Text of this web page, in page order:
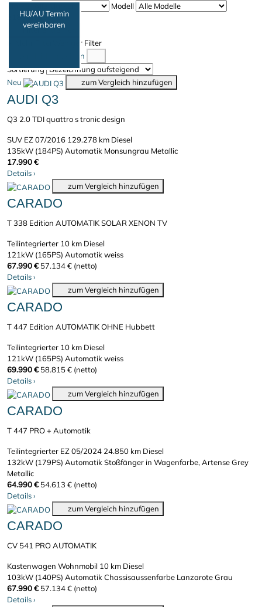
HU/AU Termin
vereinbaren
Modell
318 Fahrzeuge
Filter entfernen
Weniger Filter
Vergleich anzeigen
Sortierung
Neu
zum Vergleich hinzufügen
AUDI Q3
Q3 2.0 TDI quattro s tronic design
SUV EZ 07/2016 129.278 km Diesel
135kW (184PS) Automatik Monsungrau Metallic
17.990 €
Details›
zum Vergleich hinzufügen
CARADO
T 338 Edition AUTOMATIK SOLAR XENON TV
Teilintegrierter 10 km Diesel
121kW (165PS) Automatikweiss
67.990 € 57.134 € (netto)
Details›
zum Vergleich hinzufügen
CARADO
T 447 Edition AUTOMATIK OHNE Hubbett
Teilintegrierter 10 km Diesel
121kW (165PS) Automatikweiss
69.990 € 58.815 € (netto)
Details›
zum Vergleich hinzufügen
CARADO
T 447 PRO + Automatik
Teilintegrierter EZ 05/2024 24.850 km Diesel
132kW (179PS) AutomatikStoßfänger in Wagenfarbe, Artense Grey
Metallic
64.990 € 54.613 € (netto)
Details›
zum Vergleich hinzufügen
CARADO
CV 541 PRO AUTOMATIK
Kastenwagen Wohnmobil 10 km Diesel
103kW (140PS) AutomatikChassisaussenfarbe Lanzarote Grau
67.990 € 57.134 € (netto)
Details›